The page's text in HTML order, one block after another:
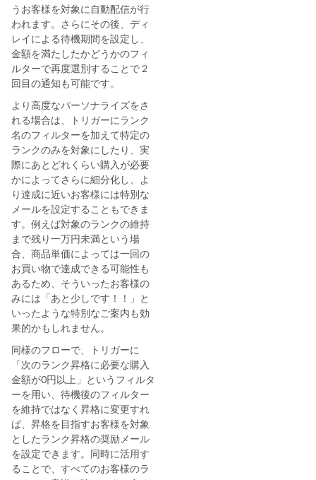
うお客様を対象に自動配信が行
われます。さらにその後、ディ
レイによる待機期間を設定し、
金額を満たしたかどうかのフィ
ルターで再度選別することで２
回目の通知も可能です。
より高度なパーソナライズをさ
れる場合は、トリガーにランク
名のフィルターを加えて特定の
ランクのみを対象にしたり、実
際にあとどれくらい購入が必要
かによってさらに細分化し、よ
り達成に近いお客様には特別な
メールを設定することもできま
す。例えば対象のランクの維持
まで残り一万円未満という場
合、商品単価によっては一回の
お買い物で達成できる可能性も
あるため、そういったお客様の
みには「あと少しです！！」と
いったような特別なご案内も効
果的かもしれません。
同様のフローで、トリガーに
「次のランク昇格に必要な購入
金額が0円以上」というフィルタ
ーを用い、待機後のフィルター
を維持ではなく昇格に変更すれ
ば、昇格を目指すお客様を対象
としたランク昇格の奨励メール
を設定できます。同時に活用す
ることで、すべてのお客様のラ